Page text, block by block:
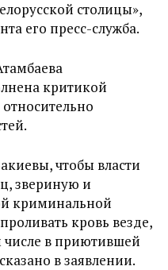
столицы»,
его пресс-служба.
критикой
чтобы власти
звериную и
криминальной
кровь везде,
числе в приютившей
в заявлении.